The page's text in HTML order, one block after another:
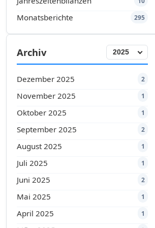
Monatsberichte 295
Archiv
Dezember 2025 2
November 2025 1
Oktober 2025 1
September 2025 2
August 2025 1
Juli 2025 1
Juni 2025 2
Mai 2025 1
April 2025 1